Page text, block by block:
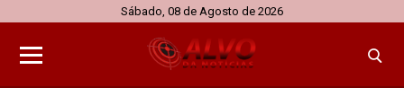
Sábado, 08 de Agosto de 2026